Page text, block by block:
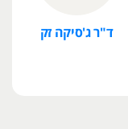
ד"ר ג'סיקה זק